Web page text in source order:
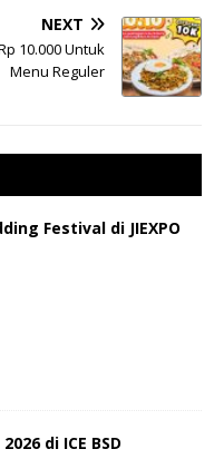
NEXT
10.000 Untuk
Menu Reguler
Festival di JIEXPO
di ICE BSD